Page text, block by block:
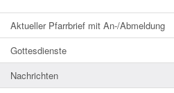
Aktueller Pfarrbrief mit An-/Abmeldung
Gottesdienste
Nachrichten